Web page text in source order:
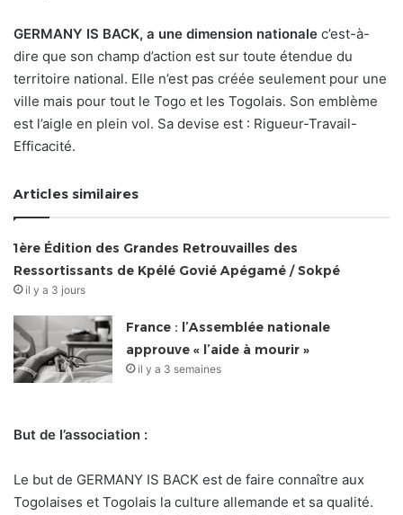
GERMANY IS BACK, a une dimension nationale c’est-à-
dire que son champ d’action est sur toute étendue du
territoire national. Elle n’est pas créée seulement pour une
ville mais pour tout le Togo et les Togolais. Son emblème
est l’aigle en plein vol. Sa devise est : Rigueur-Travail-
Efficacité.
Articles similaires
1ère Édition des Grandes Retrouvailles des
Ressortissants de Kpélé Govié Apégamé / Sokpé
il y a 3 jours
France : l’Assemblée nationale
approuve « l’aide à mourir »
il y a 3 semaines
But de l’association :
Le but de GERMANY IS BACK est de faire connaître aux
Togolaises et Togolais la culture allemande et sa qualité.